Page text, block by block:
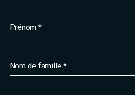
Prénom *
Nom de famille *